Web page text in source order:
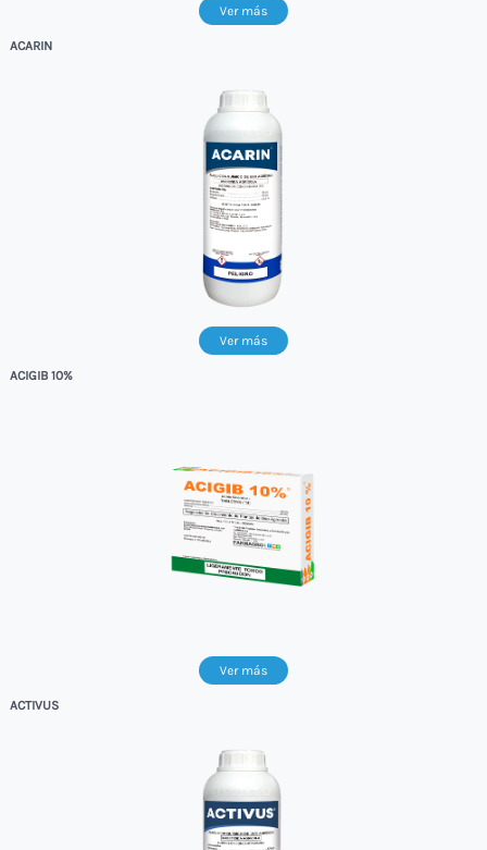
Ver más
ACARIN
Ver más
ACIGIB 10%
Ver más
ACTIVUS